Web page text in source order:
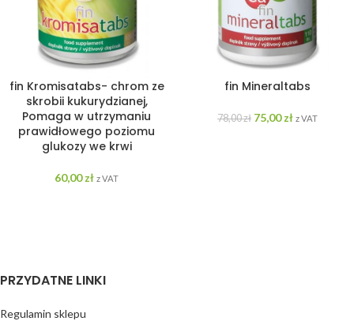
fin Kromisatabs- chrom ze
skrobii kukurydzianej,
Pomaga w utrzymaniu
prawidłowego poziomu
glukozy we krwi
60,00zł z VAT
fin Mineraltabs
78,00zł 75,00zł z VAT
PRZYDATNE LINKI
Regulamin sklepu